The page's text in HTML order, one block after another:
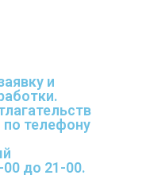
и
телефону
до 21-00.